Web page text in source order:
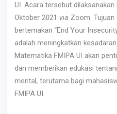
UI. Acara tersebut dilaksanakan
Oktober 2021 via Zoom. Tujuan
bertemakan “End Your
adalah meningkatkan
Matematika FMIPA UI akan
dan memberikan edukasi
mental, terutama bagi
FMIPA UI.